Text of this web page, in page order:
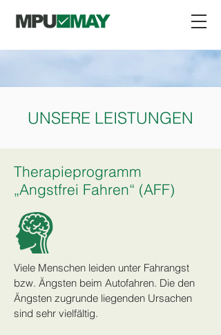
UNSERE LEISTUNGEN
Therapieprogramm
„Angstfrei Fahren“ (AFF)
Viele Menschen leiden unter Fahrangst
bzw. Ängsten beim Autofahren. Die den
Ängsten zugrunde liegenden Ursachen
sind sehr vielfältig.